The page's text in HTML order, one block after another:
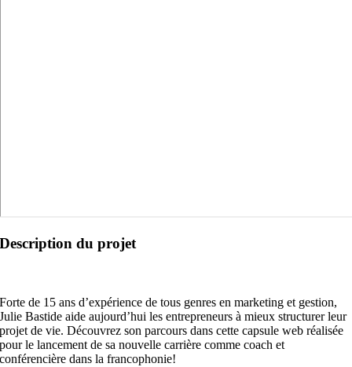
Description du projet
Forte de 15 ans d’expérience de tous genres en marketing et gestion,
Julie Bastide aide aujourd’hui les entrepreneurs à mieux structurer leur
projet de vie. Découvrez son parcours dans cette capsule web réalisée
pour le lancement de sa nouvelle carrière comme coach et
conférencière dans la francophonie!